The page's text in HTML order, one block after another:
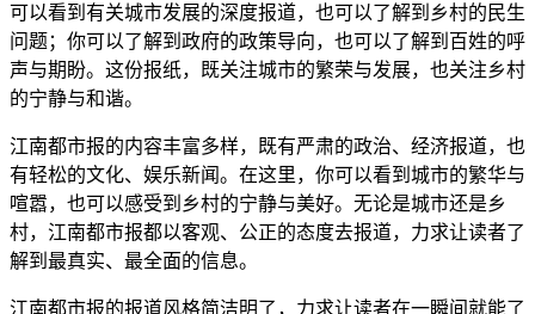
可以看到有关城市发展的深度报道，也可以了解到乡村的民生
问题；你可以了解到政府的政策导向，也可以了解到百姓的呼
声与期盼。这份报纸，既关注城市的繁荣与发展，也关注乡村
的宁静与和谐。
江南都市报的内容丰富多样，既有严肃的政治、经济报道，也
有轻松的文化、娱乐新闻。在这里，你可以看到城市的繁华与
喧嚣，也可以感受到乡村的宁静与美好。无论是城市还是乡
村，江南都市报都以客观、公正的态度去报道，力求让读者了
解到最真实、最全面的信息。
江南都市报的报道风格简洁明了，力求让读者在一瞬间就能了